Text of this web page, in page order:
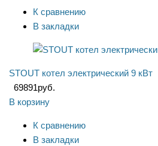
К сравнению
В закладки
STOUT котел электрический 9 кВт
69891руб.
В корзину
К сравнению
В закладки